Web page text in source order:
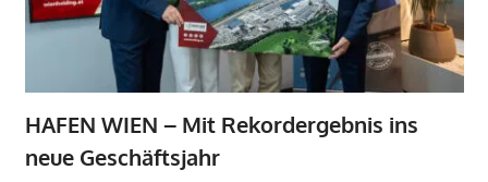
HAFEN WIEN – Mit Rekordergebnis ins
neue Geschäftsjahr